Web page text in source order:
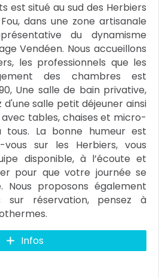
est situé au sud des Herbiers
dans une zone artisanale
du dynamisme
Vendéen. Nous accueillons
les professionnels que les
des chambres est
Une salle de bain privative,
d'une salle petit déjeuner ainsi
tables, chaises et micro-
tous. La bonne humeur est
vous sur les Herbiers, vous
disponible, à l’écoute et
pour que votre journée se
Nous proposons également
sur réservation, pensez à
Infos